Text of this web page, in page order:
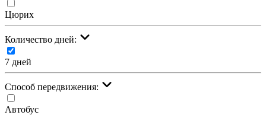
Цюрих
Количество дней:
7 дней
Cпособ передвижения:
Автобус